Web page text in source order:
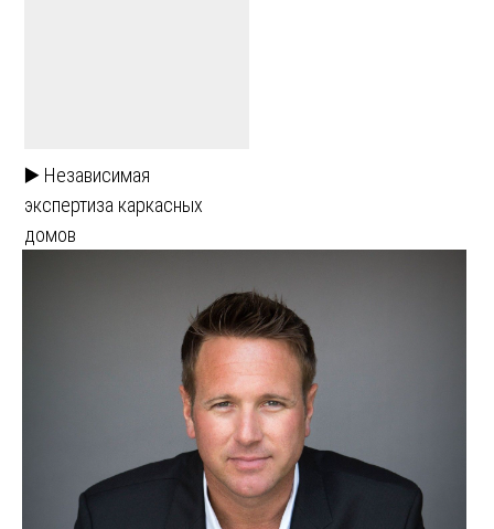
▶️ Независимая
экспертиза каркасных
домов